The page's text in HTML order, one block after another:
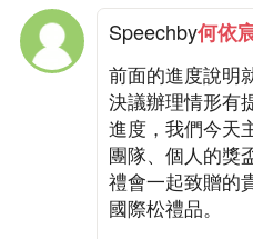
Speechby何依
前面的進度說明
決議辦理情形有
進度，我們今天
團隊、個人的獎
禮會一起致贈的
國際松禮品。